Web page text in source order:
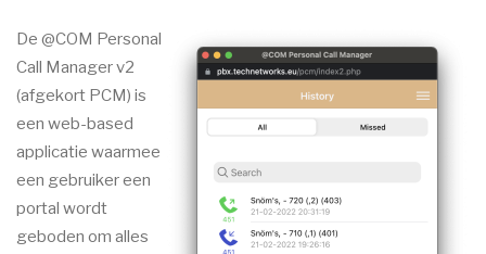
De @COM Personal
Call Manager v2
(afgekort PCM) is
een web-based
applicatie waarmee
een gebruiker een
portal wordt
geboden om alles